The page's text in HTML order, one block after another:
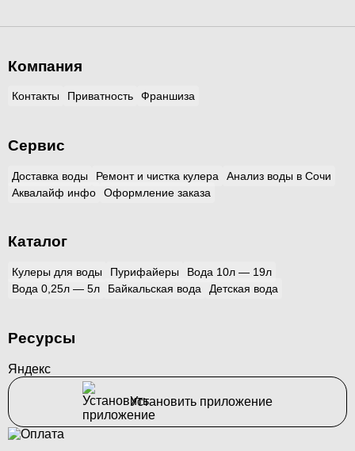
Компания
Контакты Приватность Франшиза
Сервис
Доставка воды Ремонт и чистка кулера
Анализ воды в Сочи
Аквалайф инфо
Оформление заказа
Каталог
Кулеры для воды Пурифайеры
Вода 10л — 19л
Вода 0,25л — 5л
Байкальская вода Детская вода
Ресурсы
Яндекс
Установить приложение